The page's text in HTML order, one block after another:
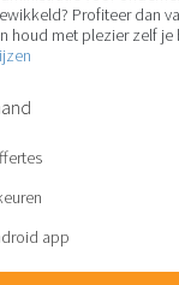
Profiteer dan
houd met plezier zelf
app